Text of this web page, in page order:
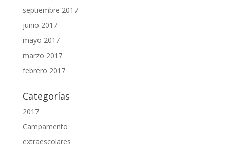
septiembre 2017
junio 2017
mayo 2017
marzo 2017
febrero 2017
Categorías
2017
Campamento
extraescolares